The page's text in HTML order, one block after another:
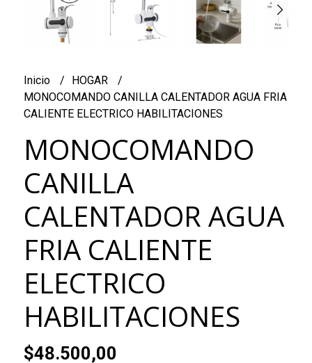
Inicio
HOGAR
MONOCOMANDO CANILLA CALENTADOR AGUA FRIA
CALIENTE ELECTRICO HABILITACIONES
MONOCOMANDO
CANILLA
CALENTADOR AGUA
FRIA CALIENTE
ELECTRICO
HABILITACIONES
$48.500,00